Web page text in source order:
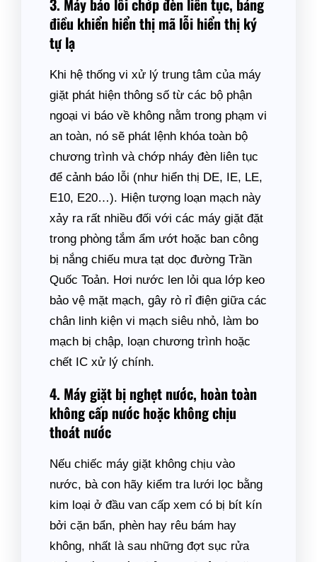
điều khiển hiển thị mã lỗi hiển thị ký
tự lạ
Khi hệ thống vi xử lý trung tâm của máy
giặt phát hiện thông số từ các bộ phận
ngoại vi báo về không nằm trong phạm vi
an toàn, nó sẽ phát lệnh khóa toàn bộ
chương trình và chớp nháy đèn liên tục
để cảnh báo lỗi (như hiển thị DE, IE, LE,
E10, E20…). Hiện tượng loạn mạch này
xảy ra rất nhiều đối với các máy giặt đặt
trong phòng tắm ẩm ướt hoặc ban công
bị nắng chiếu mưa tạt dọc đường Trần
Quốc Toản. Hơi nước len lỏi qua lớp keo
bảo vệ mặt mạch, gây rò rỉ điện giữa các
chân linh kiện vi mạch siêu nhỏ, làm bo
mạch bị chập, loạn chương trình hoặc
chết IC xử lý chính.
4. Máy giặt bị nghẹt nước, hoàn toàn
không cấp nước hoặc không chịu
thoát nước
Nếu chiếc máy giặt không chịu vào
nước, bà con hãy kiểm tra lưới lọc bằng
kim loại ở đầu van cấp xem có bị bít kín
bởi cặn bẩn, phèn hay rêu bám hay
không, nhất là sau những đợt sục rửa